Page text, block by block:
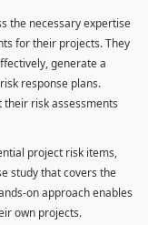
the necessary expertise
for their projects. They
generate a
response plans.
risk assessments
project risk items,
study that covers the
on approach enables
own projects.